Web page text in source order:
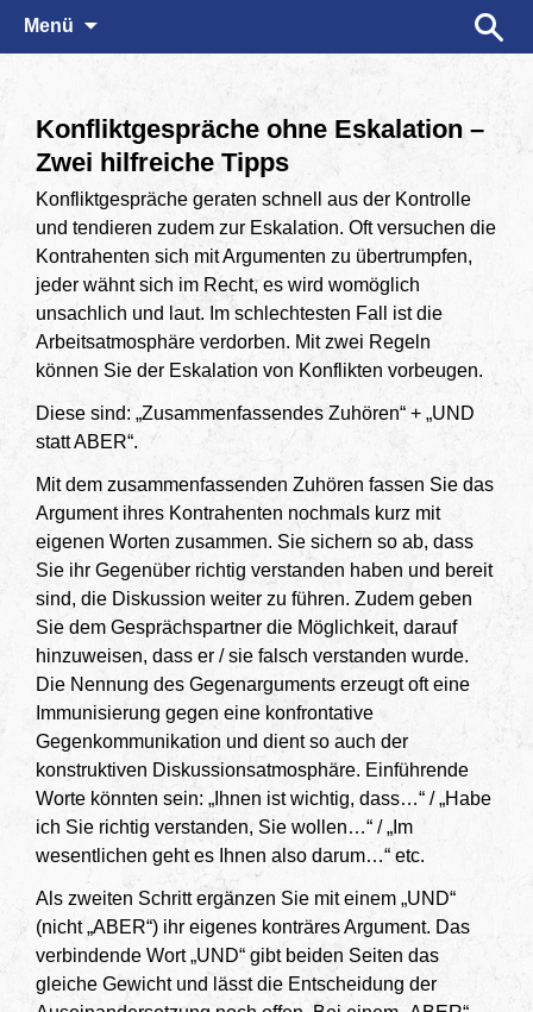
Menü
Suchen
nach:
Konfliktgespräche ohne Eskalation –
Zwei hilfreiche Tipps
Konfliktgespräche geraten schnell aus der Kontrolle
und tendieren zudem zur Eskalation. Oft versuchen die
Kontrahenten sich mit Argumenten zu übertrumpfen,
jeder wähnt sich im Recht, es wird womöglich
unsachlich und laut. Im schlechtesten Fall ist die
Arbeitsatmosphäre verdorben. Mit zwei Regeln
können Sie der Eskalation von Konflikten vorbeugen.
Diese sind: „Zusammenfassendes Zuhören“ + „UND
statt ABER“.
Mit dem zusammenfassenden Zuhören fassen Sie das
Argument ihres Kontrahenten nochmals kurz mit
eigenen Worten zusammen. Sie sichern so ab, dass
Sie ihr Gegenüber richtig verstanden haben und bereit
sind, die Diskussion weiter zu führen. Zudem geben
Sie dem Gesprächspartner die Möglichkeit, darauf
hinzuweisen, dass er / sie falsch verstanden wurde.
Die Nennung des Gegenarguments erzeugt oft eine
Immunisierung gegen eine konfrontative
Gegenkommunikation und dient so auch der
konstruktiven Diskussionsatmosphäre. Einführende
Worte könnten sein: „Ihnen ist wichtig, dass…“ / „Habe
ich Sie richtig verstanden, Sie wollen…“ / „Im
wesentlichen geht es Ihnen also darum…“ etc.
Als zweiten Schritt ergänzen Sie mit einem „UND“
(nicht „ABER“) ihr eigenes konträres Argument. Das
verbindende Wort „UND“ gibt beiden Seiten das
gleiche Gewicht und lässt die Entscheidung der